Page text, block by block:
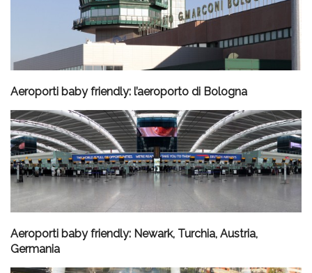
Aeroporti baby friendly: l’aeroporto di Bologna
Aeroporti baby friendly: Newark, Turchia, Austria,
Germania